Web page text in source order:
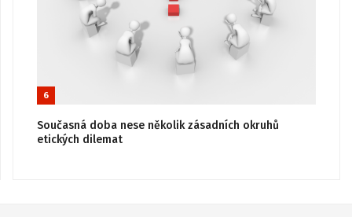
6
Současná doba nese několik zásadních okruhů
etických dilemat